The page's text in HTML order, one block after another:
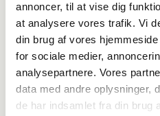
annoncer, til at vise dig
at analysere vores trafik. Vi
din brug af vores
for sociale medier,
analysepartnere. Vores
data med andre oplysninger,
de har indsamlet fra din brug
Dansk Kennel Klub
Fredericia: En verden